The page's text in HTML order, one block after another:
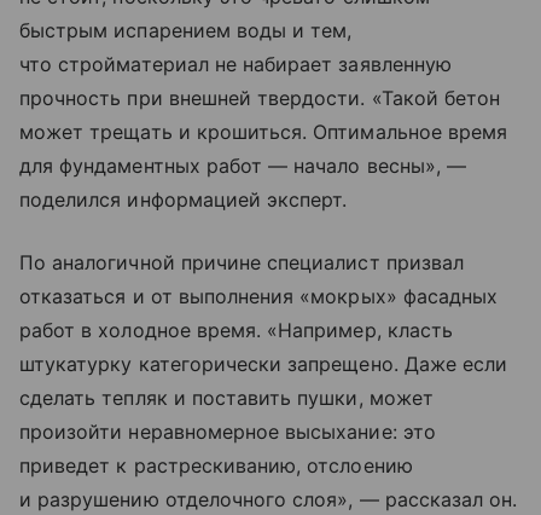
быстрым испарением воды и тем,
что стройматериал не набирает заявленную
прочность при внешней твердости. «Такой бетон
может трещать и крошиться. Оптимальное время
для фундаментных работ — начало весны», —
поделился информацией эксперт.
По аналогичной причине специалист призвал
отказаться и от выполнения «мокрых» фасадных
работ в холодное время. «Например, класть
штукатурку категорически запрещено. Даже если
сделать тепляк и поставить пушки, может
произойти неравномерное высыхание: это
приведет к растрескиванию, отслоению
и разрушению отделочного слоя», — рассказал он.